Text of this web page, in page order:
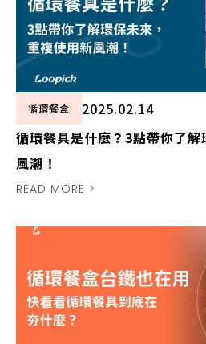
循環餐盒
2025.02.14
循環餐具是什麼？3點帶你了
風潮！
READ MORE >